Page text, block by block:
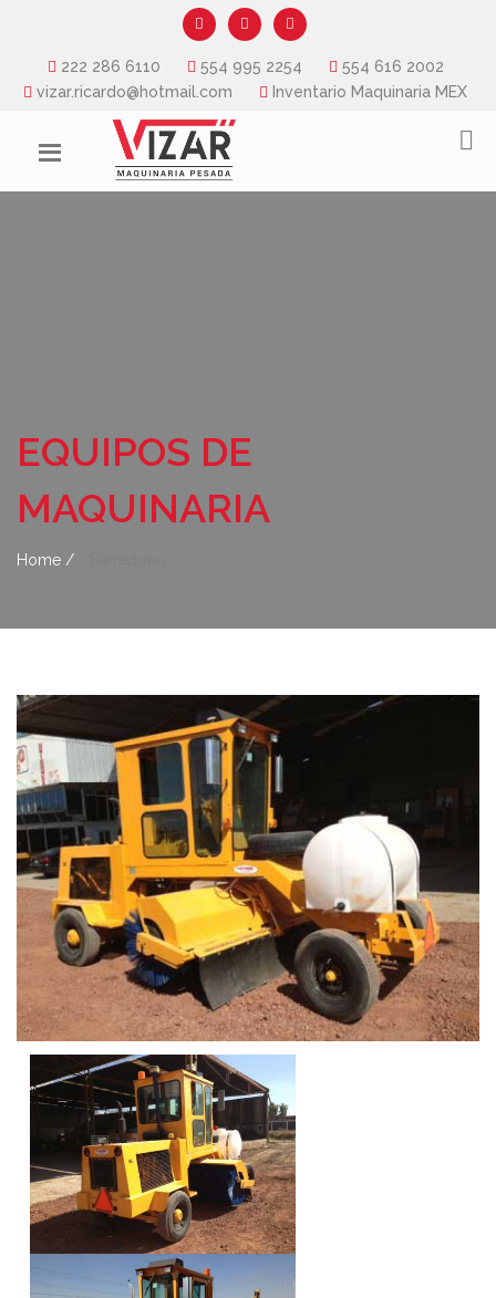
222 286 6110 554 995 2254
554 616 2002
vizar.ricardo@hotmail.com
Inventario Maquinaria MEX
EQUIPOS DE
MAQUINARIA
Home /